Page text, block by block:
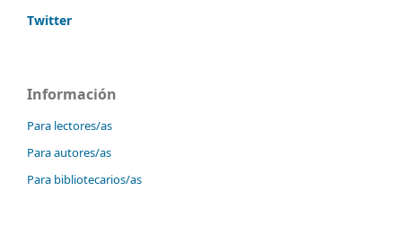
Twitter
Información
Para lectores/as
Para autores/as
Para bibliotecarios/as